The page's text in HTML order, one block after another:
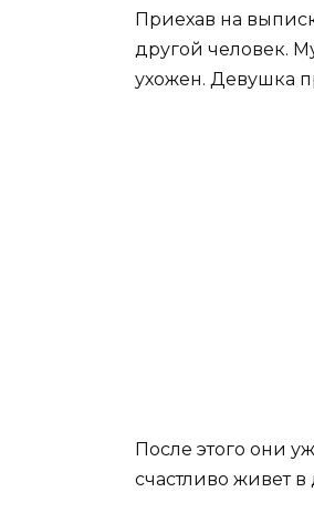
Приехав на
другой человек.
ухожен. Девушка
После этого они
счастливо живет